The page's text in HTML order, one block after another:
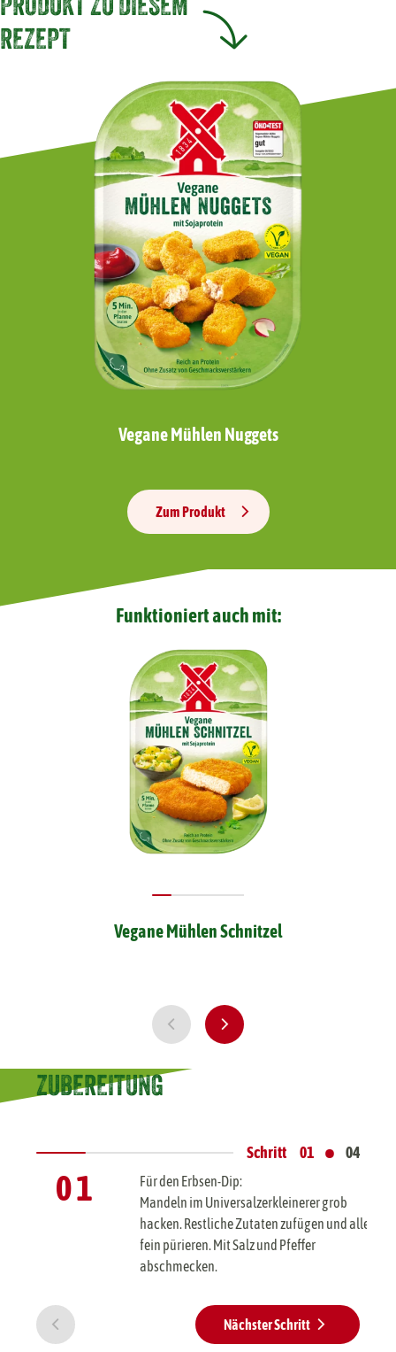
REZEPT
Vegane Mühlen Nuggets
Zum Produkt
Funktioniert auch mit:
Vegane Mühlen Schnitzel
ZUBEREITUNG
0 1
Für den Erbsen-Dip:
Mandeln im Universalzerkleinerer grob
hacken. Restliche Zutaten zufügen und alles
fein pürieren. Mit Salz und Pfeffer
abschmecken.
Nächster Schritt
Schritt 01 • 04